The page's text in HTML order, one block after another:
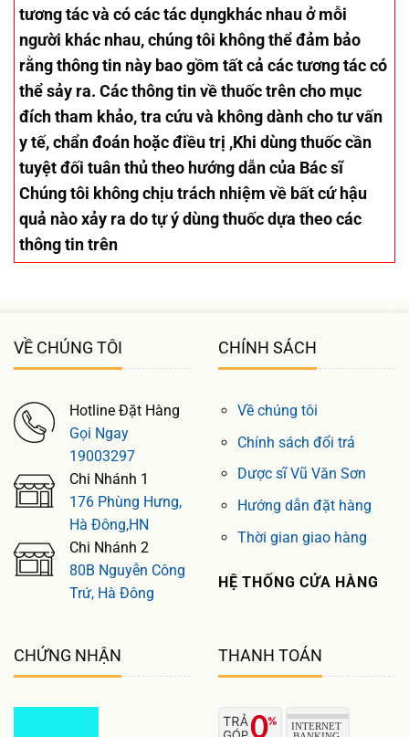
tương tác và có các tác dụngkhác nhau ở mỗi
người khác nhau, chúng tôi không thể đảm bảo
rằng thông tin này bao gồm tất cả các tương tác có
thể sảy ra. Các thông tin về thuốc trên cho mục
đích tham khảo, tra cứu và không dành cho tư vấn
y tế, chẩn đoán hoặc điều trị ,Khi dùng thuốc cần
tuyệt đối tuân thủ theo hướng dẫn của Bác sĩ
Chúng tôi không chịu trách nhiệm về bất cứ hậu
quả nào xảy ra do tự ý dùng thuốc dựa theo các
thông tin trên
VỀ CHÚNG TÔI
Hotline Đặt Hàng
Gọi Ngay
19003297
Chi Nhánh 1
176 Phùng Hưng,
Hà Đông,HN
Chi Nhánh 2
80B Nguyễn Công
Trứ, Hà Đông
CHÍNH SÁCH
Về chúng tôi
Chính sách đổi trả
Dược sĩ Vũ Văn Sơn
Hướng dẫn đặt hàng
Thời gian giao hàng
HỆ THỐNG CỬA HÀNG
CHỨNG NHẬN THANH TOÁN